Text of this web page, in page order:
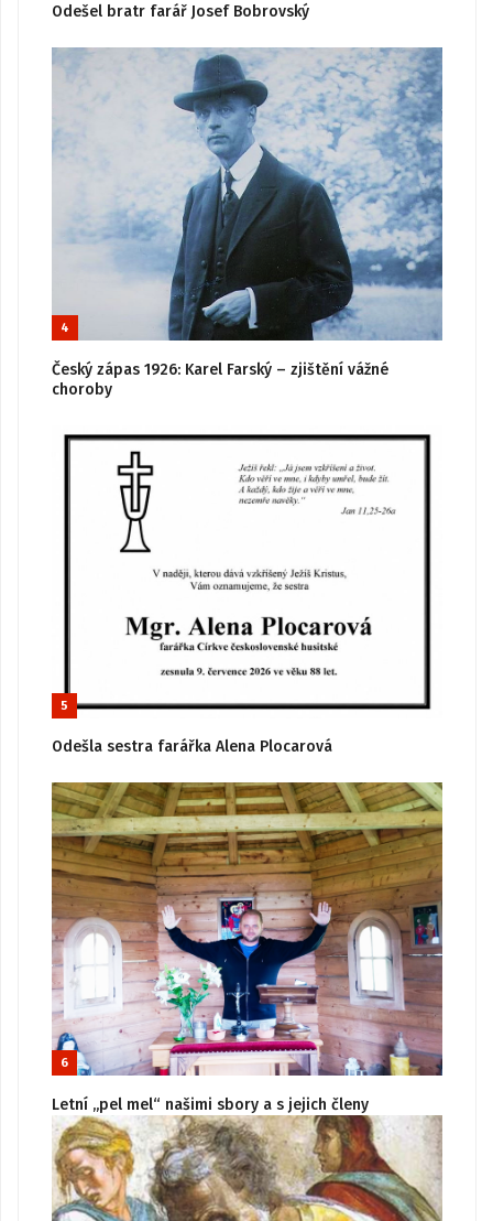
Odešel bratr farář Josef Bobrovský
4
Český zápas 1926: Karel Farský – zjištění vážné
choroby
5
Odešla sestra farářka Alena Plocarová
6
Letní „pel mel“ našimi sbory a s jejich členy